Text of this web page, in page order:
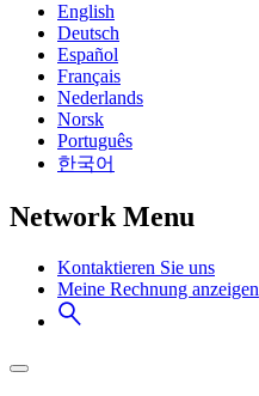
English
Deutsch
Español
Français
Nederlands
Norsk
Português
한국어
Network Menu
Kontaktieren Sie uns
Meine Rechnung anzeigen